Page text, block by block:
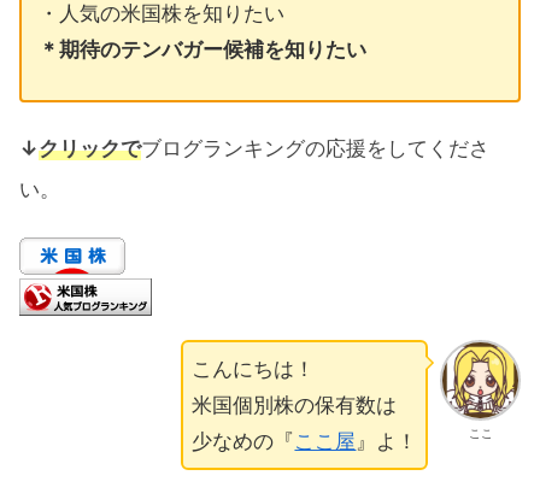
・人気の米国株を知りたい
＊期待のテンバガー候補を知りたい
↓クリックでブログランキングの応援をしてくださ
い。
ここ
こんにちは！
米国個別株の保有数は
少なめの『 ここ屋』よ！